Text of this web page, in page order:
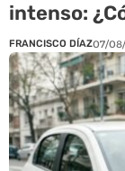
intenso:
FRANCISCO DÍAZ07/